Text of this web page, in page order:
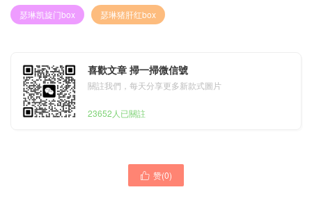
瑟琳凯旋门box 瑟琳猪肝红box
喜歡文章 掃一掃微信號
關註我們，每天分享更多新款式圖片
23652人已關註
 赞(0)